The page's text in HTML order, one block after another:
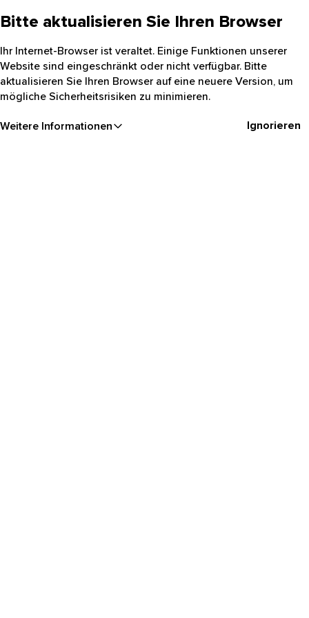
Bitte aktualisieren Sie Ihren Browser
Ihr Internet-Browser ist veraltet. Einige Funktionen unserer
Website sind eingeschränkt oder nicht verfügbar. Bitte
aktualisieren Sie Ihren Browser auf eine neuere Version, um
mögliche Sicherheitsrisiken zu minimieren.
Weitere Informationen Ignorieren